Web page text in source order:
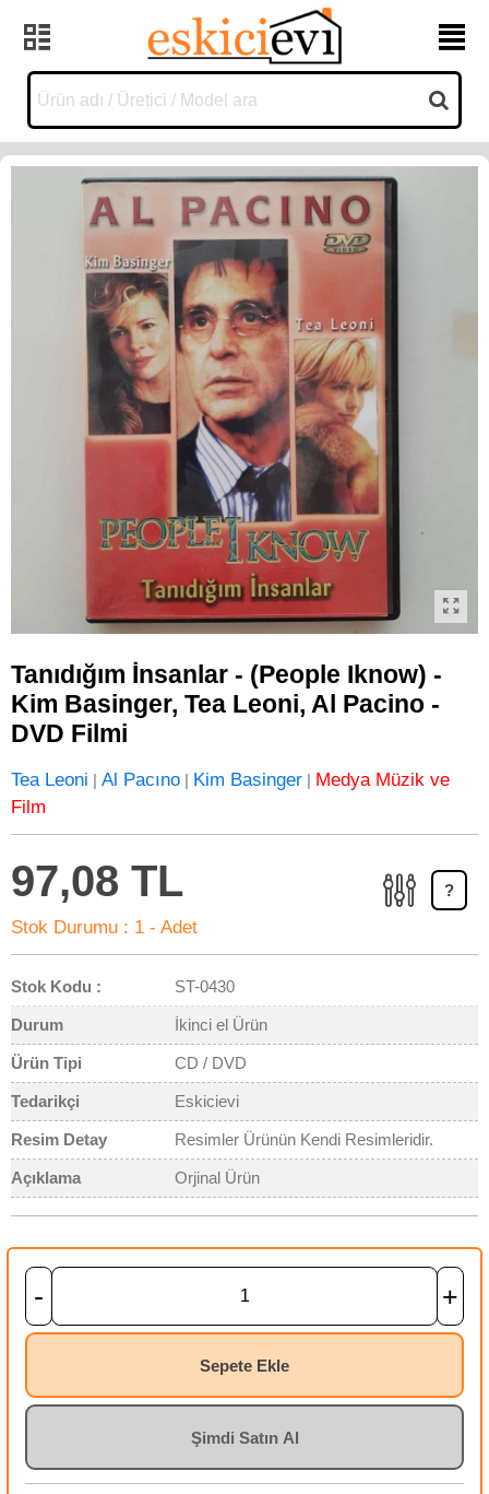
Tanıdığım İnsanlar - (People Iknow) -
Kim Basinger, Tea Leoni, Al Pacino -
DVD Filmi
Tea Leoni | Al Pacıno | Kim Basinger | Medya Müzik ve
Film
97,08 TL
Stok Durumu : 1 - Adet
?
Stok Kodu : ST-0430
Durum İkinci el Ürün
Ürün Tipi CD / DVD
Tedarikçi Eskicievi
Resim Detay Resimler Ürünün Kendi Resimleridir.
Açıklama Orjinal Ürün
- +
Sepete Ekle
Şimdi Satın Al